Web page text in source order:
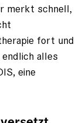
merkt schnell,
fort und
alles
eine